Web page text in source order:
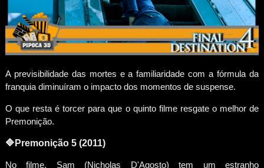
A previsibilidade das mortes e a familiaridade com a fórmula da
franquia diminuíram o impacto dos momentos de suspense.
O que resta é torcer para que o quinto filme resgate o melhor de
Premonição.
🔷 Premonição 5 (2011)
No filme, Sam (Nicholas D'Agosto) tem um estranho